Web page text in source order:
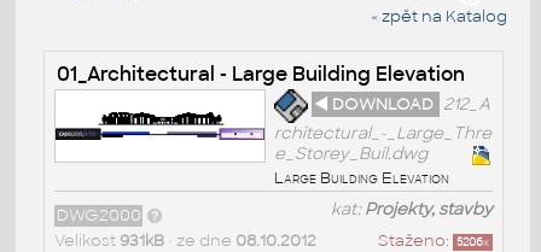
« zpět na Katalog
01_Architectural - Large Building Elevation
◄ DOWNLOAD 212_A
rchitectural_-_Large_Thre
e_Storey_Buil.dwg
Large Building Elevation
kat:Projekty, stavby
DWG2000
Staženo: 5206x
Velikost 931kB• ze dne 08.10.2012